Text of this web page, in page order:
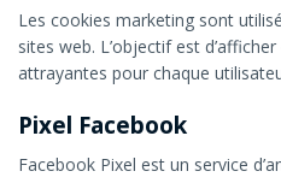
Les cookies marketing sont
sites web. L’objectif est
attrayantes pour chaque
Pixel Facebook
Facebook Pixel est un service